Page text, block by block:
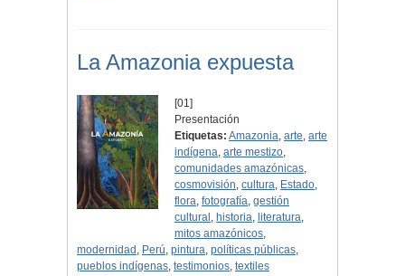
La Amazonia expuesta
[01]
Presentación
Etiquetas: Amazonia,arte,arte
indígena,arte mestizo,
comunidades amazónicas,
cosmovisión,cultura, Estado,
flora,fotografía,gestión
cultural , historia, literatura,
mitos amazónicos,
modernidad , Perú, pintura, políticas públicas,
pueblos indígenas, testimonios, textiles